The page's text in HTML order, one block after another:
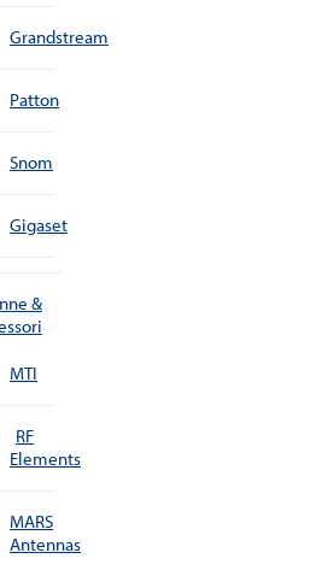
Grandstream
Patton
Snom
Gigaset
&
MTI
RF
Elements
MARS
Antennas